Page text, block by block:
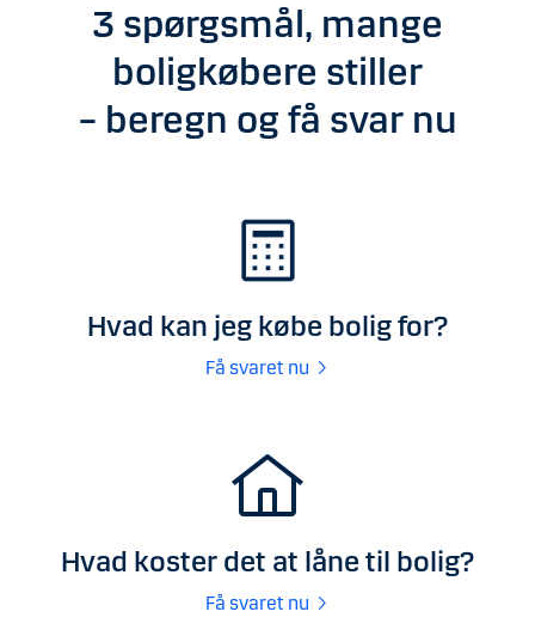
3 spørgsmål, mange
boligkøbere stiller
– beregn og få svar nu
Hvad kan jeg købe bolig for?
Få svaret nu
Hvad koster det at låne til bolig?
Få svaret nu